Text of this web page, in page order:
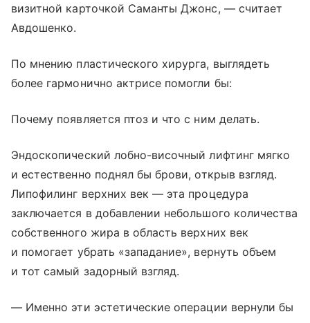
визитной карточкой Саманты Джонс, — считает
Авдошенко.
По мнению пластического хирурга, выглядеть
более гармонично актрисе помогли бы:
Почему появляется птоз и что с ним делать.
Эндоскопический лобно-височный лифтинг мягко
и естественно поднял бы брови, открыв взгляд.
Липофилинг верхних век — эта процедура
заключается в добавлении небольшого количества
собственного жира в область верхних век
и помогает убрать «западание», вернуть объем
и тот самый задорный взгляд.
— Именно эти эстетические операции вернули бы